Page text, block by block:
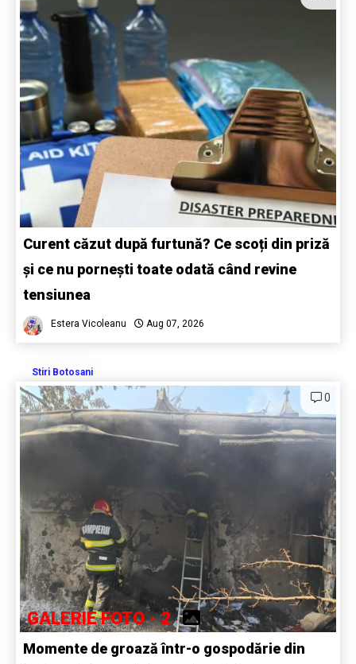
Curent căzut după furtună? Ce scoți din priză
și ce nu pornești toate odată când revine
tensiunea
Estera Vicoleanu Aug 07, 2026
Stiri Botosani
0
GALERIE FOTO - 2
Momente de groază într-o gospodărie din